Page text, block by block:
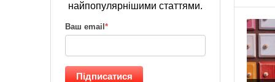
найпопулярнішими статтями.
Ваш email *
Підписатися